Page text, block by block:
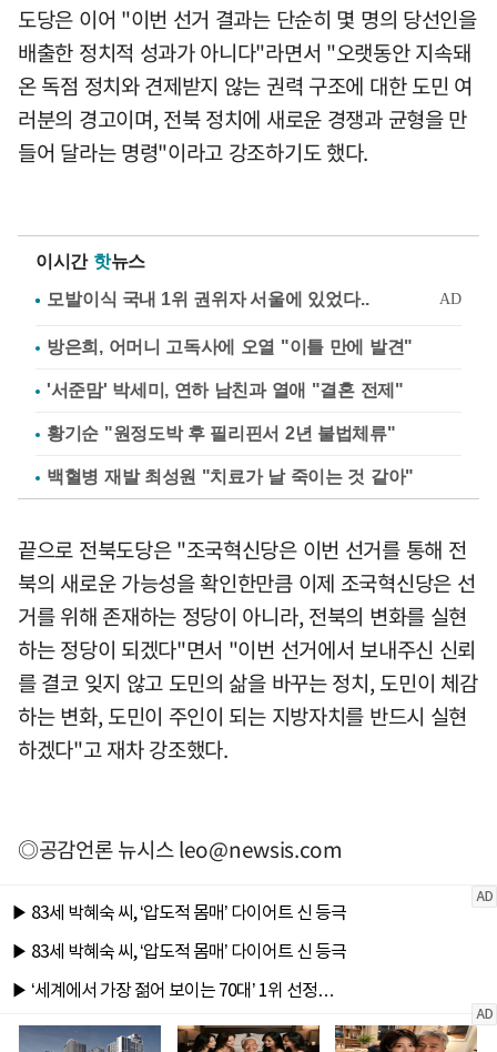
도당은 이어 "이번 선거 결과는 단순히 몇 명의 당선인을
배출한 정치적 성과가 아니다"라면서 "오랫동안 지속돼
온 독점 정치와 견제받지 않는 권력 구조에 대한 도민 여
러분의 경고이며, 전북 정치에 새로운 경쟁과 균형을 만
들어 달라는 명령"이라고 강조하기도 했다.
이시간 핫뉴스
방은희, 어머니 고독사에 오열 "이틀 만에 발견"
'서준맘' 박세미, 연하 남친과 열애 "결혼 전제"
황기순 "원정도박 후 필리핀서 2년 불법체류"
백혈병 재발 최성원 "치료가 날 죽이는 것 같아"
끝으로 전북도당은 "조국혁신당은 이번 선거를 통해 전
북의 새로운 가능성을 확인한만큼 이제 조국혁신당은 선
거를 위해 존재하는 정당이 아니라, 전북의 변화를 실현
하는 정당이 되겠다"면서 "이번 선거에서 보내주신 신뢰
를 결코 잊지 않고 도민의 삶을 바꾸는 정치, 도민이 체감
하는 변화, 도민이 주인이 되는 지방자치를 반드시 실현
하겠다"고 재차 강조했다.
◎공감언론 뉴시스leo@newsis.com